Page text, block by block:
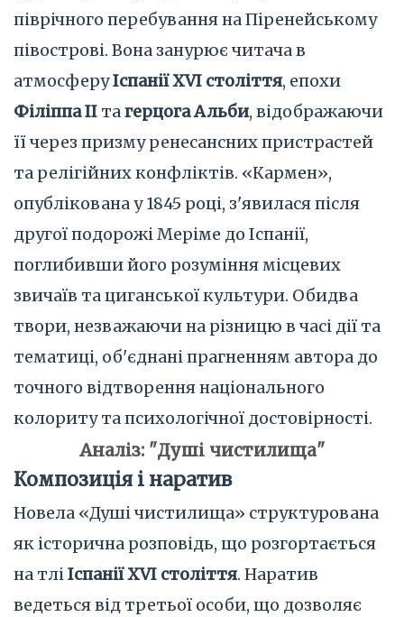
піврічного перебування на Піренейському
півострові. Вона занурює читача в
атмосферуІспанії XVI століття, епохи
Філіппа II тагерцога Альби, відображаючи
її через призму ренесансних пристрастей
та релігійних конфліктів. «Кармен»,
опублікована у 1845 році, з'явилася після
другої подорожі Меріме до Іспанії,
поглибивши його розуміння місцевих
звичаїв та циганської культури. Обидва
твори, незважаючи на різницю в часі дії та
тематиці, об'єднані прагненням автора до
точного відтворення національного
колориту та психологічної достовірності.
Аналіз: "Душі чистилища"
Композиція і наратив
Новела «Душі чистилища» структурована
як історична розповідь, що розгортається
на тліІспанії XVI століття. Наратив
ведеться від третьої особи, що дозволяє